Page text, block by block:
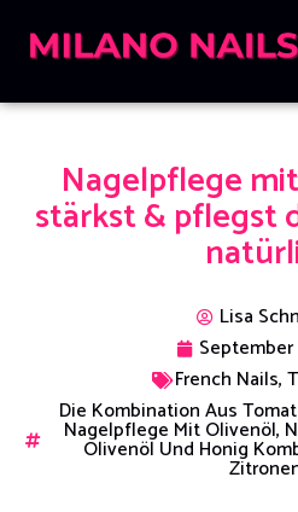
Nagelpflege
stärkst & pflegst
Lisa
September
French Nails,
Die Kombination Aus
Nagelpflege Mit Olivenöl,
Olivenöl Und Honig